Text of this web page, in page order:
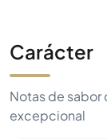
Carácter
Notas de
excepcional